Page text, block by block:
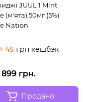
1 Mint
(м'ята) 50мг (5%)
Nation
+ 45 грн кешбэк
899 грн.
Продано